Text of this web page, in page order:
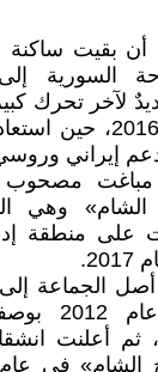
أن بقيت
لآخر تحرك
وهو الذي شهده عام
إيراني
مباغت مصحوب
وهي
على منطقة
الجماعة
التي
ثم أعلنت